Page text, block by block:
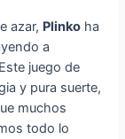
azar, Plinko ha
a
juego de
y pura suerte,
muchos
todo lo